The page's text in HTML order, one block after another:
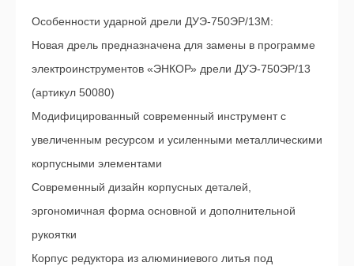
Особенности ударной дрели ДУЭ-750ЭР/13М:
Новая дрель предназначена для замены в программе
электроинструментов «ЭНКОР» дрели ДУЭ-750ЭР/13
(артикул 50080)
Модифицированный современный инструмент с
увеличенным ресурсом и усиленными металлическими
корпусными элементами
Современный дизайн корпусных деталей,
эргономичная форма основной и дополнительной
рукоятки
Корпус редуктора из алюминиевого литья под